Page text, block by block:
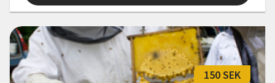
150 SEK